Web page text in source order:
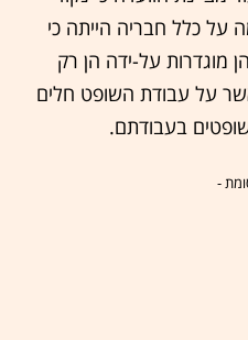
על כלל חבריה הייתה כי
מוגדרות על-ידה הן רק
על עבודת השופט חלים
בעבודתם.
-